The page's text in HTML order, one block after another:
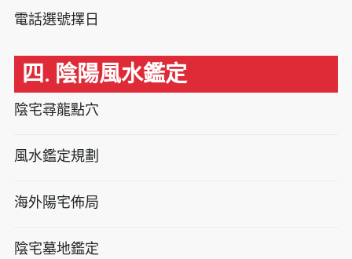
電話選號擇日
四. 陰陽風水鑑定
陰宅尋龍點穴
風水鑑定規劃
海外陽宅佈局
陰宅墓地鑑定